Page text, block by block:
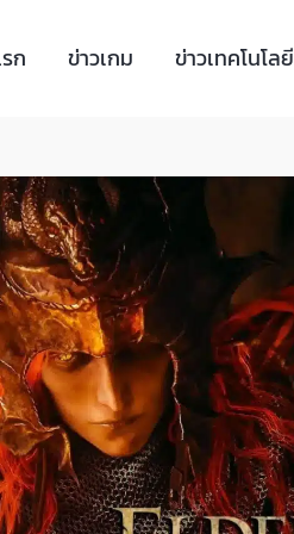
ก ข่าวเกม ข่าวเทคโนโลยี